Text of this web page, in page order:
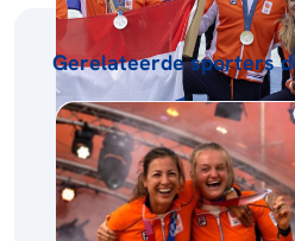
Gerelateerde sporters